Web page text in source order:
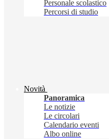
Personale scolastico
Percorsi di studio
Novità
Panoramica
Le notizie
Le circolari
Calendario eventi
Albo online